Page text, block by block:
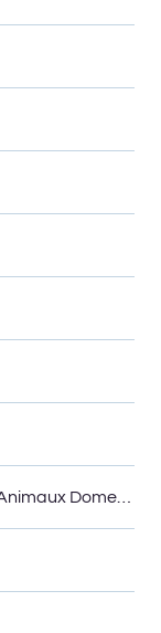
privées et des